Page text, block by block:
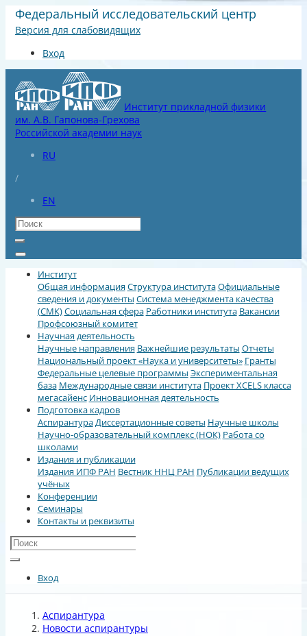
Федеральный исследовательский центр
Версия для слабовидящих
Вход
Институт прикладной физики
им. А.В. Гапонова-Грехова
Российской академии наук
RU
/
EN
Институт
Общая информацияСтруктура институтаОфициальные
сведения и документы Система менеджмента качества
(СМК)Социальная сфера Работники института Вакансии
Профсоюзный комитет
Научная деятельность
Научные направления Важнейшие результаты Отчеты
Национальный проект «Наука и университеты» Гранты
Федеральные целевые программы Экспериментальная
база Международные связи института Проект XCELS класса
мегасайенс Инновационная деятельность
Подготовка кадров
АспирантураДиссертационные советы Научные школы
Научно-образовательный комплекс (НОК) Работа со
школами
Издания и публикации
Издания ИПФ РАН Вестник ННЦ РАН Публикации ведущих
учёных
Конференции
Семинары
Контакты и реквизиты
Вход
Аспирантура
Новости аспирантуры